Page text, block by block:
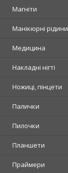
Магніти
Манікюрні рідини
Медицина
Накладні нігті
Ножиці, пінцети
Палички
Пилочки
Планшети
Праймери